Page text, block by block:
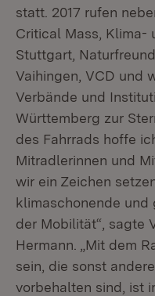
statt. 2017 rufen
Critical Mass, Klima-
Stuttgart,
Vaihingen, VCD und
Verbände und
Württemberg zur
des Fahrrads hoffe
Mitradlerinnen und
wir ein Zeichen
klimaschonende und
der Mobilität“, sagte
Hermann. „Mit dem
sein, die sonst
vorbehalten sind, ist